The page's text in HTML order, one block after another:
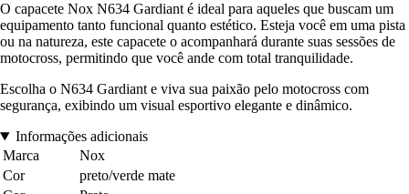
O capacete Nox N634 Gardiant é ideal para aqueles que buscam um
equipamento tanto funcional quanto estético. Esteja você em uma pista
ou na natureza, este capacete o acompanhará durante suas sessões de
motocross, permitindo que você ande com total tranquilidade.
Escolha o N634 Gardiant e viva sua paixão pelo motocross com
segurança, exibindo um visual esportivo elegante e dinâmico.
Informações adicionais
Marca
Nox
Cor
preto/verde mate